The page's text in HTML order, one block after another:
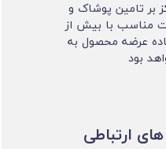
بر تامین پوشاک و
مناسب با بیش از
عرضه محصول به
بود
های ارتباطی